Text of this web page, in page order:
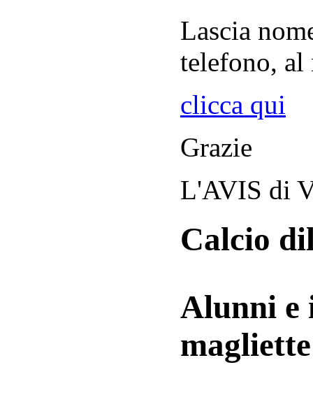
Lascia
telefono, al
clicca qui
Grazie
L'AVIS di
Calcio
Alunni e